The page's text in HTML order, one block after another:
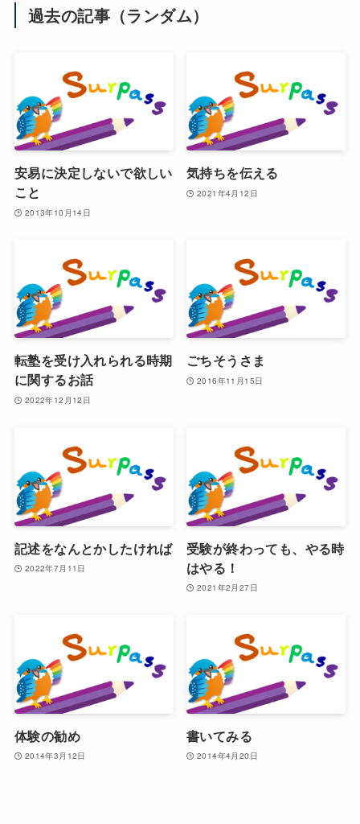
過去の記事（ランダム）
安易に決定しないで欲しい
こと
2013年10月14日
気持ちを伝える
2021年4月12日
転塾を受け入れられる時期
に関するお話
2022年12月12日
ごちそうさま
2016年11月15日
記述をなんとかしたければ
2022年7月11日
受験が終わっても、やる時
はやる！
2021年2月27日
体験の勧め
2014年3月12日
書いてみる
2014年4月20日